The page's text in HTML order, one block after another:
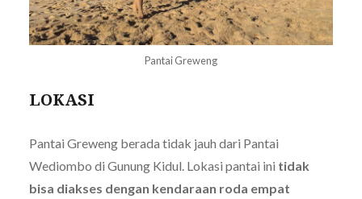
Pantai Greweng
LOKASI
Pantai Greweng berada tidak jauh dari Pantai
Wediombo di Gunung Kidul. Lokasi pantai ini tidak
bisa diakses dengan kendaraan roda empat